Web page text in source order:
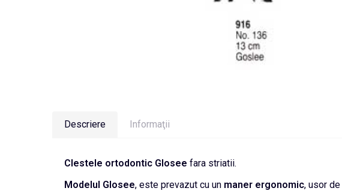
Descriere Informaţii
Clestele ortodontic Glosee fara striatii.
Modelul Glosee, este prevazut cu un maner ergonomic, usor